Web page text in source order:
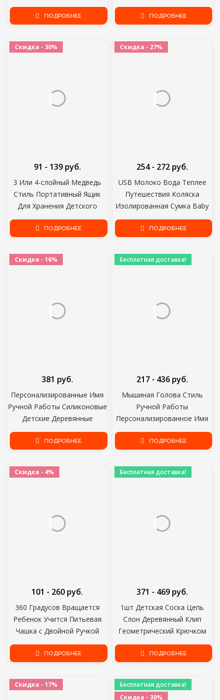
Ремень Фиксированный
Автомобиль Соска Цепь
детских Принадлежностей
ПОДРОБНЕЕ
Конфеты Цветовая
Температура Зондирования
Инструменты Для Кормления
ПОДРОБНЕЕ
Скидка - 30%
3 Или 4-слойный Медведь
Стиль Портативный Ящик
Для Хранения Детского
Питания Основные Хлопья
Мультфильм Детское Сухое
Закуски Контейнер
91 - 139 руб.
ПОДРОБНЕЕ
Скидка - 27%
USB Молоко Вода Теплее
Путешествия Коляска
Изолированная Сумка Baby
Nursing Бутылка Нагреватель
254 - 272 руб.
ПОДРОБНЕЕ
Скидка - 16%
Персонализированные Имя
Ручной Работы Силиконовые
Детские Деревянные
Манекен Соска клип
Безопасный Прорезывания
Соска цепи Держатель Цепи
381 руб.
ПОДРОБНЕЕ
Бесплатная доставка!
Мышиная Голова Стиль
Ручной Работы
Персонализированное Имя
Соска Клипы Силиконовые
Атташе Tetine Personnalise
Personalizado
217 - 436 руб.
ПОДРОБНЕЕ
Скидка - 4%
360 Градусов Вращается
Ребенок Учится Питьевая
Чашка с Двойной Ручкой
Откидная Крышка
Герметичные Младенцы
Бесплатно с Крышкой
101 - 260 руб.
ПОДРОБНЕЕ
Бесплатная доставка!
1шт Детская Соска Цепь
Слон Деревянный Клип
Геометрический Крючком
Бисер Сумка Деревянный
Прорезыватель Крошечный
Детские Соски Держатель
371 - 469 руб.
ПОДРОБНЕЕ
Скидка - 17%
Бесплатная доставка!
Скидка - 30%